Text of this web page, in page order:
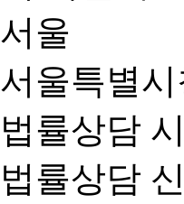
서울특별
법률상담
법률상담